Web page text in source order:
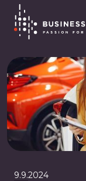
9.9.2024